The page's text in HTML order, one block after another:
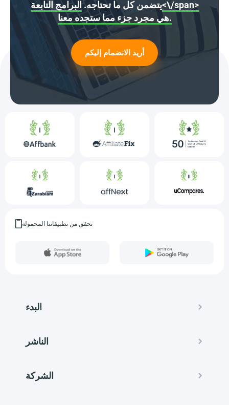
يتضمن كل ما تحتاجه.البرامج التابعة<\/span>
هي مجرد جزء مما ستجده معنا.
أريد الانضمام إليكم
تحقق من تطبيقاتنا المحمولة
البدء
الناشر
الشركة